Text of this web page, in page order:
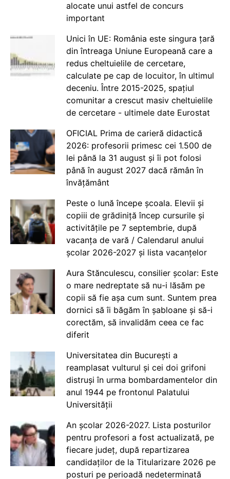
alocate unui astfel de concurs
important
Unici în UE: România este singura țară
din întreaga Uniune Europeană care a
redus cheltuielile de cercetare,
calculate pe cap de locuitor, în ultimul
deceniu. Între 2015-2025, spațiul
comunitar a crescut masiv cheltuielile
de cercetare - ultimele date Eurostat
OFICIAL Prima de carieră didactică
2026: profesorii primesc cei 1.500 de
lei până la 31 august și îi pot folosi
până în august 2027 dacă rămân în
învățământ
Peste o lună începe școala. Elevii și
copiii de grădiniță încep cursurile și
activitățile pe 7 septembrie, după
vacanța de vară / Calendarul anului
școlar 2026-2027 și lista vacanțelor
Aura Stănculescu, consilier școlar: Este
o mare nedreptate să nu-i lăsăm pe
copii să fie așa cum sunt. Suntem prea
dornici să îi băgăm în șabloane și să-i
corectăm, să invalidăm ceea ce fac
diferit
Universitatea din București a
reamplasat vulturul și cei doi grifoni
distruși în urma bombardamentelor din
anul 1944 pe frontonul Palatului
Universității
An școlar 2026-2027. Lista posturilor
pentru profesori a fost actualizată, pe
fiecare județ, după repartizarea
candidaților de la Titularizare 2026 pe
posturi pe perioadă nedeterminată